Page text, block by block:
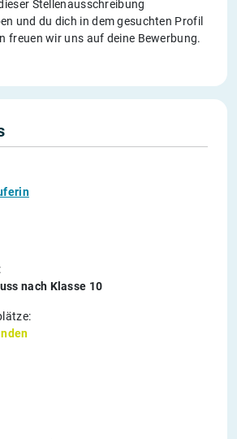
Stellenausschreibung
und du dich in dem gesuchten Profil
freuen wir uns auf deine Bewerbung.
nach Klasse 10